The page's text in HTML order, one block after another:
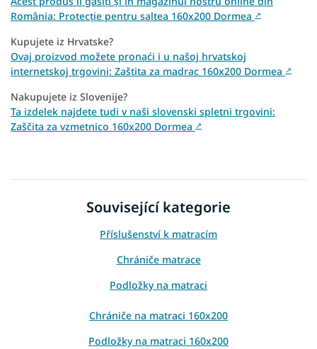
România: Protecție pentru saltea 160x200 Dormea ↗
Kupujete iz Hrvatske?
Ovaj proizvod možete pronaći i u našoj hrvatskoj
internetskoj trgovini: Zaštita za madrac 160x200 Dormea ↗
Nakupujete iz Slovenije?
Ta izdelek najdete tudi v naši slovenski spletni trgovini:
Zaščita za vzmetnico 160x200 Dormea ↗
Související kategorie
Příslušenství k matracím
Chrániče matrace
Podložky na matraci
Chrániče na matraci 160x200
Podložky na matraci 160x200